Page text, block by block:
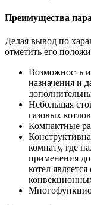
Преимущества
Делая вывод по
отметить его
Возможность
назначения и
Небольшая
газовых
Компактные
комнату, где
применения
котел